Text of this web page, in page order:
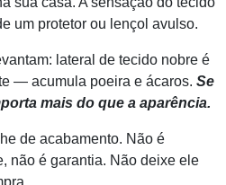
um protetor ou lençol avulso.
lateral de tecido nobre é
— acumula poeira e ácaros. Se
mais do que a aparência.
de acabamento. Não é
não é garantia. Não deixe ele